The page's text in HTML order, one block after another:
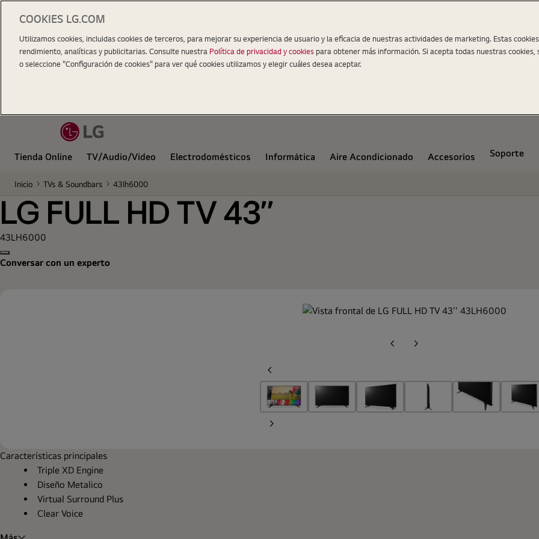
Tienda Online TV/Audio/Video Electrodomésticos Informática Aire Acondicionado Accesorios Soporte
Inicio TVs & Soundbars 43lh6000
LG FULL HD TV 43''
LG FULL HD TV 43''
43LH6000
Copy model name
Conversar con un experto
Diapositiva
Siguiente
Diapositiva
anterior
Siguiente
Características principales
Triple XD Engine
Diseño Metalico
Virtual Surround Plus
Clear Voice
COOKIES LG.COM
Utilizamos cookies, incluidas cookies de terceros, para mejorar su experiencia de usuario y la eficacia de nuestras actividades de marketing. Estas
rendimiento, analíticas y publicitarias. Consulte nuestra Política de privacidad y cookiespara obtener más información. Si acepta todas nuestras
o seleccione "Configuración de cookies" para ver qué cookies utilizamos y elegir cuáles desea aceptar.